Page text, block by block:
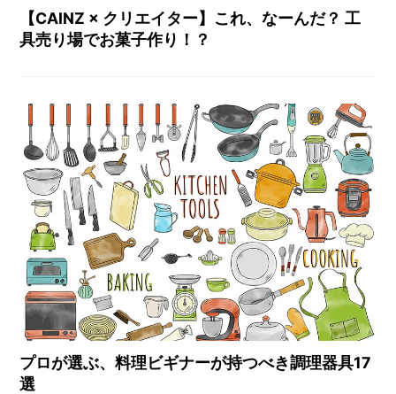
【CAINZ × クリエイター】これ、なーんだ？ 工
具売り場でお菓子作り！？
プロが選ぶ、料理ビギナーが持つべき調理器具17
選